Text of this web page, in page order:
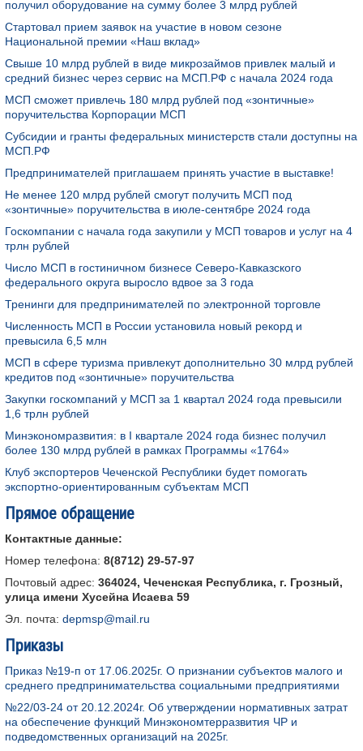
получил оборудование на сумму более 3 млрд рублей
Стартовал прием заявок на участие в новом сезоне
Национальной премии «Наш вклад»
Свыше 10 млрд рублей в виде микрозаймов привлек малый и
средний бизнес через сервис на МСП.РФ с начала 2024 года
МСП сможет привлечь 180 млрд рублей под «зонтичные»
поручительства Корпорации МСП
Субсидии и гранты федеральных министерств стали доступны на
МСП.РФ
Предпринимателей приглашаем принять участие в выставке!
Не менее 120 млрд рублей смогут получить МСП под
«зонтичные» поручительства в июле-сентябре 2024 года
Госкомпании с начала года закупили у МСП товаров и услуг на 4
трлн рублей
Число МСП в гостиничном бизнесе Северо-Кавказского
федерального округа выросло вдвое за 3 года
Тренинги для предпринимателей по электронной торговле
Численность МСП в России установила новый рекорд и
превысила 6,5 млн
МСП в сфере туризма привлекут дополнительно 30 млрд рублей
кредитов под «зонтичные» поручительства
Закупки госкомпаний у МСП за 1 квартал 2024 года превысили
1,6 трлн рублей
Минэкономразвития: в I квартале 2024 года бизнес получил
более 130 млрд рублей в рамках Программы «1764»
Клуб экспортеров Чеченской Республики будет помогать
экспортно-ориентированным субъектам МСП
Прямое обращение
Контактные данные:
Номер телефона: 8(8712) 29-57-97
Почтовый адрес: 364024, Чеченская Республика, г. Грозный,
улица имени Хусейна Исаева 59
Эл. почта: depmsp@mail.ru
Приказы
Приказ №19-п от 17.06.2025г. О признании субъектов малого и
среднего предпринимательства социальными предприятиями
№22/03-24 от 20.12.2024г. Об утверждении нормативных затрат
на обеспечение функций Минэкономтерразвития ЧР и
подведомственных организаций на 2025г.